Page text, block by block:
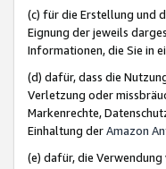
(c) für die Erstellung und
Eignung der jeweils
Informationen, die Sie in
(d) dafür, dass die
Verletzung oder
Markenrechte,
Einhaltung derAmazon
(e) dafür, die